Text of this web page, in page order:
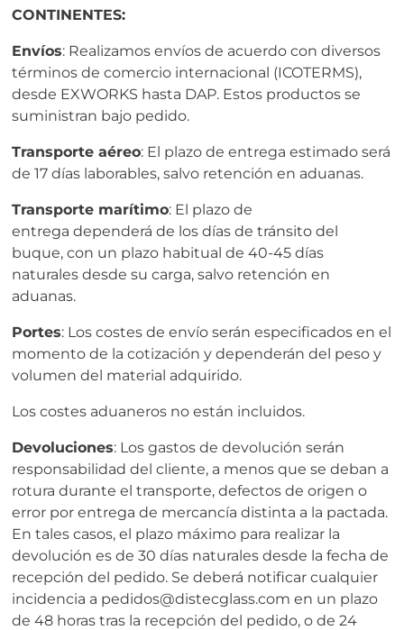
CONTINENTES:
Envíos: Realizamos envíos de acuerdo con diversos
términos de comercio internacional (ICOTERMS),
desde EXWORKS hasta DAP. Estos productos se
suministran bajo pedido.
Transporte aéreo: El plazo de entrega estimado será
de 17 días laborables, salvo retención en aduanas.
Transporte marítimo: El plazo de
entrega dependerá de los días de tránsito del
buque, con un plazo habitual de 40-45 días
naturales desde su carga, salvo retención en
aduanas.
Portes: Los costes de envío serán especificados en el
momento de la cotización y dependerán del peso y
volumen del material adquirido.
Los costes aduaneros no están incluidos.
Devoluciones: Los gastos de devolución serán
responsabilidad del cliente, a menos que se deban a
rotura durante el transporte, defectos de origen o
error por entrega de mercancía distinta a la pactada.
En tales casos, el plazo máximo para realizar la
devolución es de 30 días naturales desde la fecha de
recepción del pedido. Se deberá notificar cualquier
incidencia a pedidos@distecglass.com en un plazo
de 48 horas tras la recepción del pedido, o de 24